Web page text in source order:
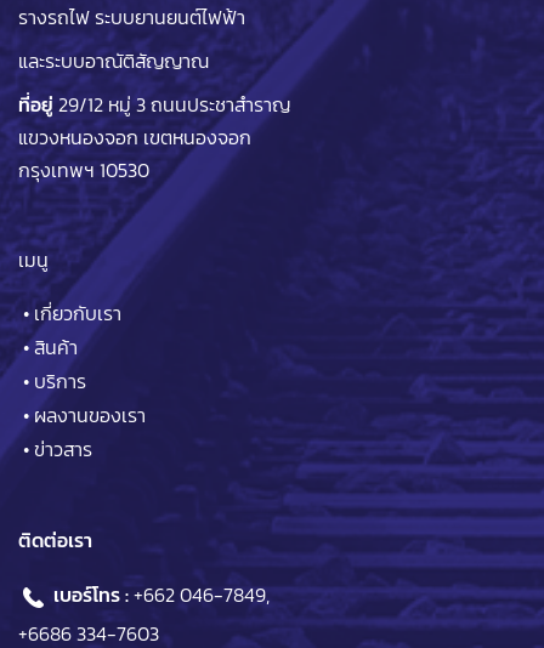
รางรถไฟ ระบบยานยนต์ไฟฟ้า
และระบบอาณัติสัญญาณ
ที่อยู่ 29/12 หมู่ 3 ถนนประชาสำราญ
แขวงหนองจอก เขตหนองจอก
กรุงเทพฯ 10530
เมนู
•เกี่ยวกับเรา
•สินค้า
• บริการ
•ผลงานของเรา
•ข่าวสาร
ติดต่อเรา
เบอร์โทร :+662 046-7849,
+6686 334-7603